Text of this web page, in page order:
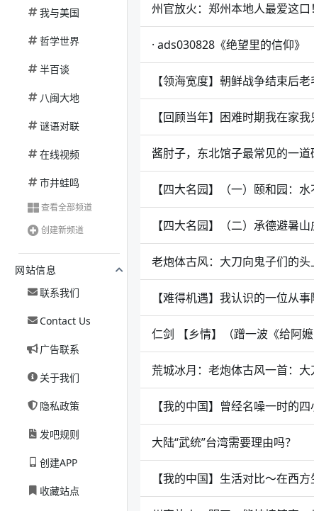
我与美国
哲学世界
半百谈
八闽大地
谜语对联
在线视频
市井蛙鸣
查看全部频道
创建新频道
网站信息
联系我们
Contact Us
广告联系
关于我们
隐私政策
发吧规则
创建APP
收藏站点
州官放火：郑州本地人最爱这口！
· ads030828《绝望里的信仰》
【领海宽度】朝鲜战争结束后
【回顾当年】困难时期我在家我
酱肘子，东北馆子最常见的一道
【四大名园】（一）颐和园：
【四大名园】（二）承德避暑
老炮体古风：大刀向鬼子们的
【难得机遇】我认识的一位从
仁剑 【乡情】（蹭一波《给阿
荒城冰月：老炮体古风一首：大
【我的中国】曾经名噪一时的
大陆“武统”台湾需要理由吗？
【我的中国】生活对比～在西